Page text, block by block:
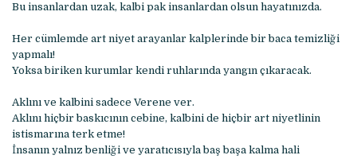
Bu insanlardan uzak, kalbi pak insanlardan olsun hayatınızda.
Her cümlemde art niyet arayanlar kalplerinde bir baca temizliği
yapmalı!
Yoksa biriken kurumlar kendi ruhlarında yangın çıkaracak.
Aklını ve kalbini sadece Verene ver.
Aklını hiçbir baskıcının cebine, kalbini de hiçbir art niyetlinin
istismarına terk etme!
İnsanın yalnız benliği ve yaratıcısıyla baş başa kalma hali